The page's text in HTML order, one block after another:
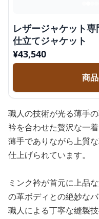
レザージャケット
仕立てジャケット
¥43,540
商
職人の技術が光る薄手
衿を合わせた贅沢な一着
薄手でありながら上質
仕上げられています。
ミンク衿が首元に上品
の革ボディとの絶妙な
職人による丁寧な縫製